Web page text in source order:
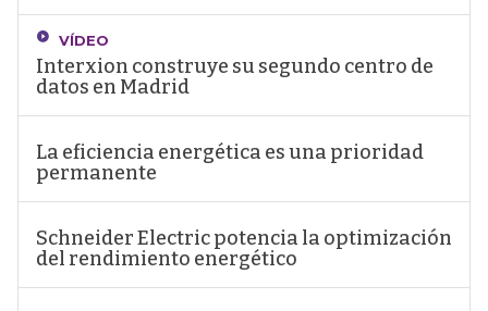
VÍDEO
Interxion construye su segundo centro de
datos en Madrid
La eficiencia energética es una prioridad
permanente
Schneider Electric potencia la optimización
del rendimiento energético